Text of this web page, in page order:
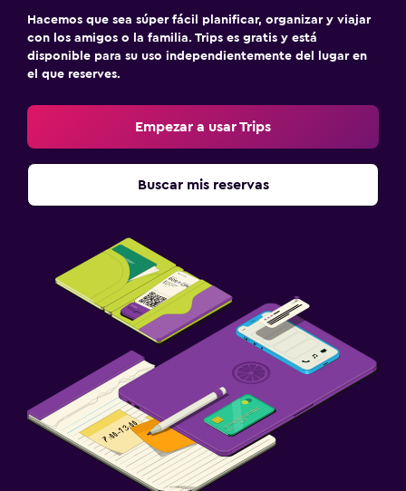
Hacemos que sea súper fácil planificar, organizar y viajar
con los amigos o la familia. Trips es gratis y está
disponible para su uso independientemente del lugar en
el que reserves.
Empezar a usar Trips
Buscar mis reservas